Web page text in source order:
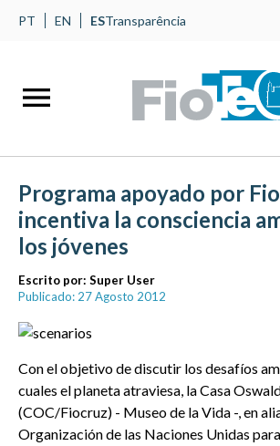
PT EN ESTransparência
Programa apoyado por
incentiva la consciencia
los jóvenes
Escrito por: Super User
Publicado: 27 Agosto 2012
Con el objetivo de discutir los desafíos
cuales el planeta atraviesa, la Casa
(COC/Fiocruz) - Museo de la Vida -, en
Organización de las Naciones Unidas